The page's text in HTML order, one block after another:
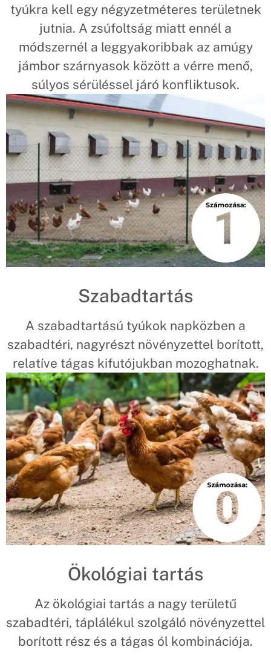
tyúkra kell egy négyzetméteres területnek
jutnia. A zsúfoltság miatt ennél a
módszernél a leggyakoribbak az amúgy
jámbor szárnyasok között a vérre menő,
súlyos sérüléssel járó konfliktusok.
Szabadtartás
A szabadtartású tyúkok napközben a
szabadtéri, nagyrészt növényzettel borított,
relatíve tágas kifutójukban mozoghatnak.
Ökológiai tartás
Az ökológiai tartás a nagy területű
szabadtéri, táplálékul szolgáló növényzettel
borított rész és a tágas ól kombinációja.